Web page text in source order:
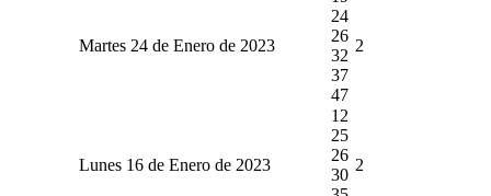
Martes 24 de Enero de 2023
24
26
32
37
47
2
Lunes 16 de Enero de 2023
12
25
26
30
2